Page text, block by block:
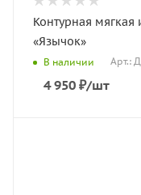
Контурная мягкая
«Язычок»
В наличии Арт.:
4 950 ₽/шт